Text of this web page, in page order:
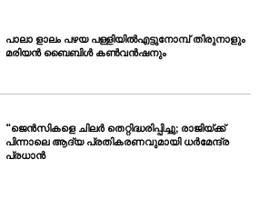
പാലാ ളാലം പഴയ പള്ളിയിൽഎട്ടുനോമ്പ് തിരുനാളും
മരിയൻ ബൈബിൾ കൺവൻഷനും
“ജെൻസികളെ ചിലർ തെറ്റിദ്ധരിപ്പിച്ചു; രാജിയ്ക്ക്
പിന്നാലെ ആദ്യ പ്രതികരണവുമായി ധർമേന്ദ്ര
പ്രധാൻ